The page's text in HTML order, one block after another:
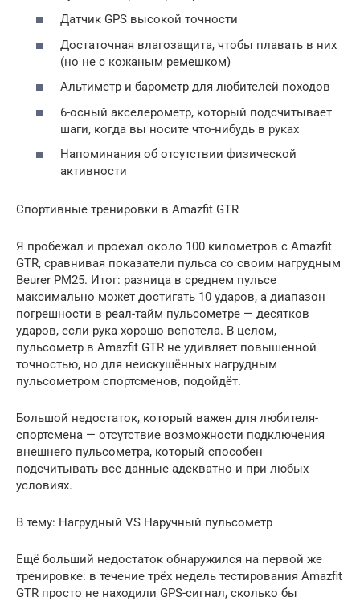
Датчик GPS высокой точности
Достаточная влагозащита, чтобы плавать в них
(но не с кожаным ремешком)
Альтиметр и барометр для любителей походов
6-осный акселерометр, который подсчитывает
шаги, когда вы носите что-нибудь в руках
Напоминания об отсутствии физической
активности
Спортивные тренировки в Amazfit GTR
Я пробежал и проехал около 100 километров с Amazfit
GTR, сравнивая показатели пульса со своим нагрудным
Beurer PM25. Итог: разница в среднем пульсе
максимально может достигать 10 ударов, а диапазон
погрешности в реал-тайм пульсометре — десятков
ударов, если рука хорошо вспотела. В целом,
пульсометр в Amazfit GTR не удивляет повышенной
точностью, но для неискушённых нагрудным
пульсометром спортсменов, подойдёт.
Большой недостаток, который важен для любителя-
спортсмена — отсутствие возможности подключения
внешнего пульсометра, который способен
подсчитывать все данные адекватно и при любых
условиях.
В тему: Нагрудный VS Наручный пульсометр
Ещё больший недостаток обнаружился на первой же
тренировке: в течение трёх недель тестирования Amazfit
GTR просто не находили GPS-сигнал, сколько бы